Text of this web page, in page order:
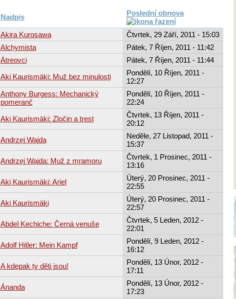
Nadpis Poslední obnova
Akira Kurosawa
Čtvrtek, 29 Září, 2011 - 15:03
Alchymista
Pátek, 7 Říjen, 2011 - 11:42
Átreovci
Pátek, 7 Říjen, 2011 - 11:44
Aki Kaurismäki: Muž bez minulosti
Pondělí, 10 Říjen, 2011 -
12:27
Anthony Burgess: Mechanický
pomeranč
Pondělí, 10 Říjen, 2011 -
22:24
Aki Kaurismäki: Zločin a trest
Čtvrtek, 13 Říjen, 2011 -
20:12
Andrzej Wajda
Neděle, 27 Listopad, 2011 -
15:37
Andrzej Wajda: Muž z mramoru
Čtvrtek, 1 Prosinec, 2011 -
13:16
Aki Kaurismäki: Ariel
Úterý, 20 Prosinec, 2011 -
22:55
Aki Kaurismäki
Úterý, 20 Prosinec, 2011 -
22:57
Abdel Kechiche: Černá venuše
Čtvrtek, 5 Leden, 2012 -
22:01
Adolf Hitler: Mein Kampf
Pondělí, 9 Leden, 2012 -
16:12
A kdepak ty děti jsou!
Pondělí, 13 Únor, 2012 -
17:11
Ánanda
Pondělí, 13 Únor, 2012 -
17:23